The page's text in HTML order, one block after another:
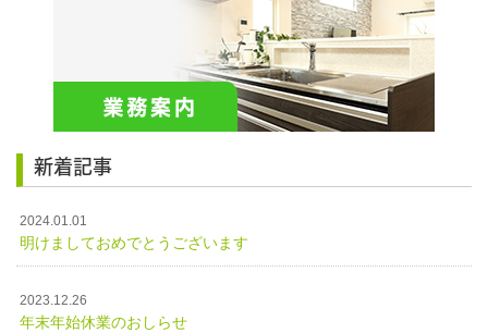
新着記事
2024.01.01
明けましておめでとうございます
2023.12.26
年末年始休業のおしらせ